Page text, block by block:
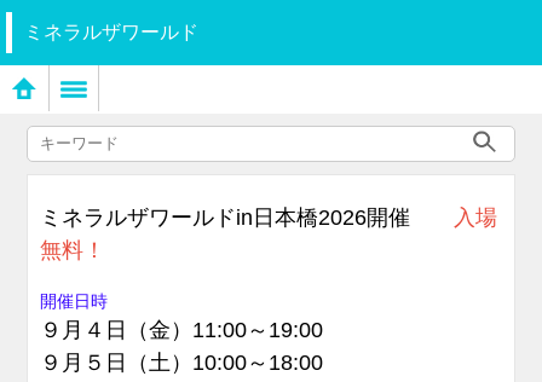
ミネラルザワールド
ミネラルザワールドin日本橋2026開催 入場
無料！
開催日時
９月４日（金）11:00～19:00
９月５日（土）10:00～18:00